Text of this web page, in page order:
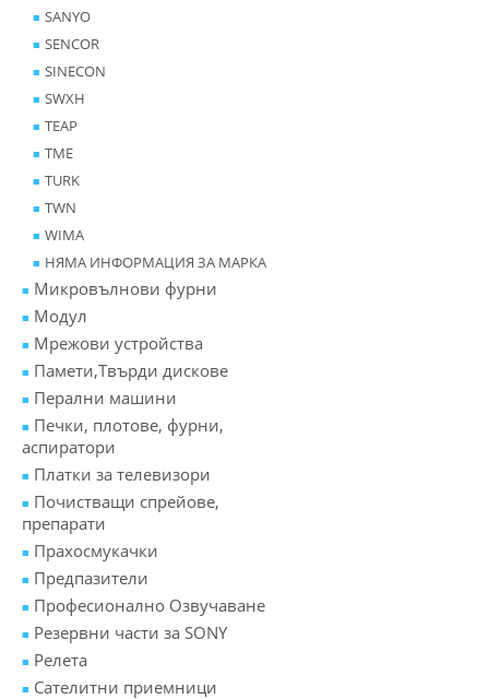
SANYO
SENCOR
SINECON
SWXH
TEAP
TME
TURK
TWN
WIMA
НЯМА ИНФОРМАЦИЯ ЗА МАРКА
Микровълнови фурни
Модул
Мрежови устройства
Памети,Твърди дискове
Перални машини
Печки, плотове, фурни,
аспиратори
Платки за телевизори
Почистващи спрейове,
препарати
Прахосмукачки
Предпазители
Професионално Озвучаване
Резервни части за SONY
Релета
Сателитни приемници